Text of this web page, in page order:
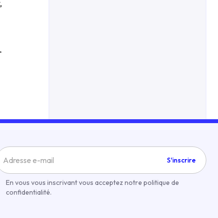
S'inscrire
En vous vous inscrivant vous acceptez notre politique de
confidentialité.